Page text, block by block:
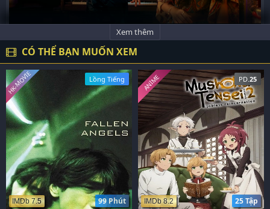
Xem thêm
CÓ THỂ BẠN MUỐN XEM
Lồng Tiếng
99 Phút
IMDb 7.5
HK-MOVIE PD. 25
25 Tập
IMDb 8.2
ANIME